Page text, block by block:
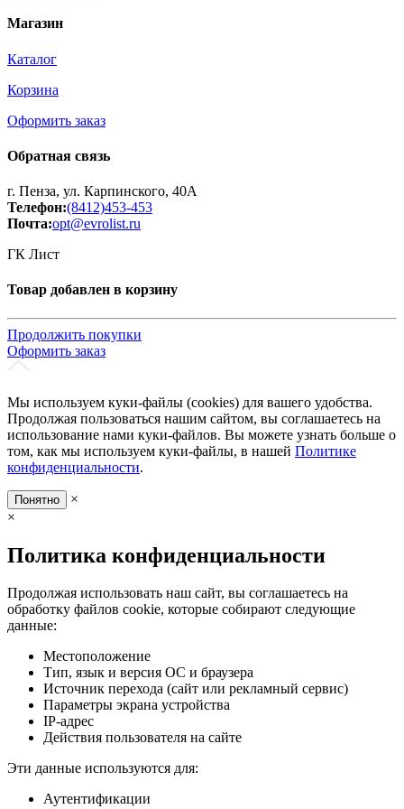
Магазин
Каталог
Корзина
Оформить заказ
Обратная связь
г. Пенза, ул. Карпинского, 40А
Телефон:(8412)453-453
Почта:opt@evrolist.ru
ГК Лист
Товар добавлен в корзину
Продолжить покупки
Оформить заказ
Мы используем куки-файлы (cookies) для вашего удобства.
Продолжая пользоваться нашим сайтом, вы соглашаетесь на
использование нами куки-файлов. Вы можете узнать больше о
том, как мы используем куки-файлы, в нашей Политике
конфиденциальности.
Понятно
×
×
Политика конфиденциальности
Продолжая использовать наш сайт, вы соглашаетесь на
обработку файлов cookie, которые собирают следующие
данные:
Местоположение
Тип, язык и версия ОС и браузера
Источник перехода (сайт или рекламный сервис)
Параметры экрана устройства
IP-адрес
Действия пользователя на сайте
Эти данные используются для:
Аутентификации